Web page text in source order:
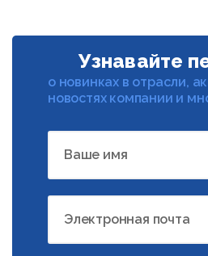
Узнавайте
о новинках в отрасли,
новостях компании и
Ваше имя
Электронная почта